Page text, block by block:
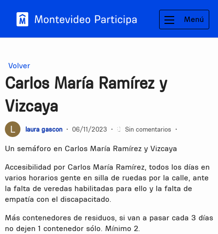
Menú
Volver
Carlos María Ramírez y
Vizcaya
laura gascon • 06/11/2023 • Sin comentarios •
Un semáforo en Carlos María Ramírez y Vizcaya
Accesibilidad por Carlos María Ramírez, todos los días en
varios horarios gente en silla de ruedas por la calle, ante
la falta de veredas habilitadas para ello y la falta de
empatía con el discapacitado.
Más contenedores de residuos, si van a pasar cada 3 días
no dejen 1 contenedor sólo. Mínimo 2.